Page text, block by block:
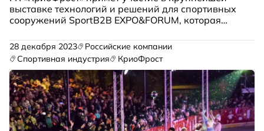
выставке технологий и решений для спортивных
сооружений SportB2B EXPO&FORUM, которая
24 апреля 2024 года. На стенде В10 посетители
смогут получить от представителей группы
компаний профессиональные консультации по
вопросам проектирования и строительства
ледовых арен, а также ознакомиться с
оборудованием для их оснащения.
28 декабря 2023
Российские компании
Спортивная индустрия
КриоФрост